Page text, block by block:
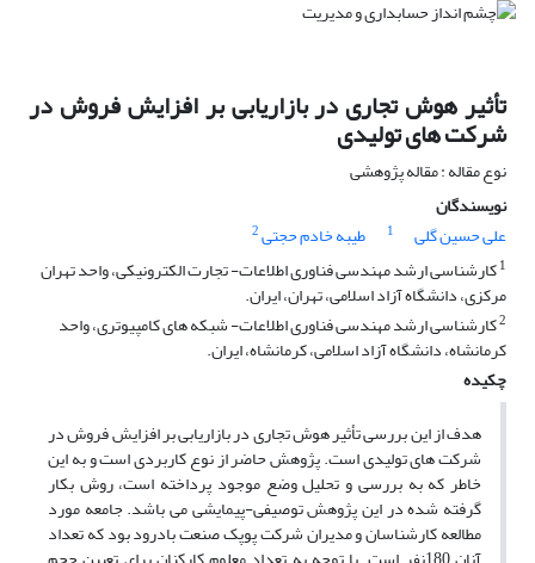
تأثیر هوش تجاری در بازاریابی بر افزایش فروش در
شرکت های تولیدی
نوع مقاله : مقاله پژوهشی
نویسندگان
علی حسین گلی
1 طیبه خادم حجتی2
1کارشناسی ارشد مهندسی فناوری اطلاعات- تجارت الکترونیکی، واحد تهران
مرکزی، دانشگاه آزاد اسلامی، تهران، ایران.
2کارشناسی ارشد مهندسی فناوری اطلاعات- شبکه های کامپیوتری، واحد
کرمانشاه، دانشگاه آزاد اسلامی، کرمانشاه، ایران.
چکیده
هدف از این بررسی تأثیر هوش تجاری در بازاریابی بر افزایش فروش در
شرکت های تولیدی است. پژوهش حاضر از نوع کاربردی است و به این
خاطر که به بررسی و تحلیل وضع موجود پرداخته است، روش بکار
گرفته شده در این پژوهش توصیفی-پیمایشی می باشد. جامعه مورد
مطالعه کارشناسان و مدیران شرکت پوپک صنعت بادرود بود که تعداد